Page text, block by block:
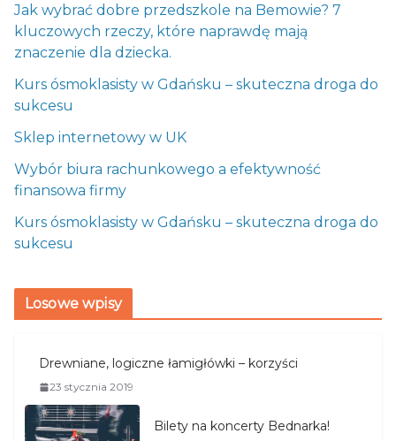
Jak wybrać dobre przedszkole na Bemowie? 7
kluczowych rzeczy, które naprawdę mają
znaczenie dla dziecka.
Kurs ósmoklasisty w Gdańsku – skuteczna droga do
sukcesu
Sklep internetowy w UK
Wybór biura rachunkowego a efektywność
finansowa firmy
Kurs ósmoklasisty w Gdańsku – skuteczna droga do
sukcesu
Losowe wpisy
Drewniane, logiczne łamigłówki – korzyści
23 stycznia 2019
Bilety na koncerty Bednarka!